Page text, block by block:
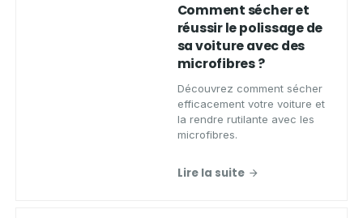
Comment sécher et
réussir le polissage de
sa voiture avec des
microfibres ?
Découvrez comment sécher
efficacement votre voiture et
la rendre rutilante avec les
microfibres.
Lire la suite